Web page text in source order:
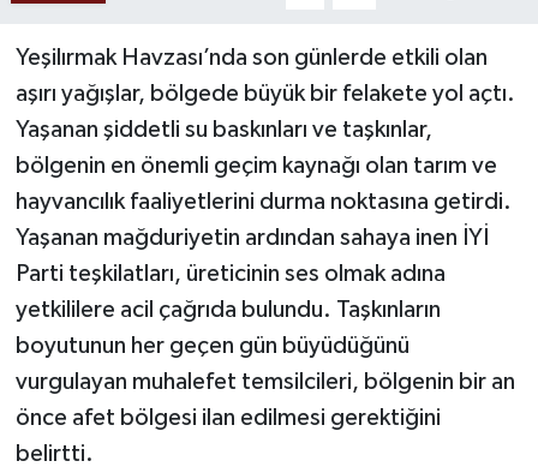
Yeşilırmak Havzası’nda son günlerde etkili olan
aşırı yağışlar, bölgede büyük bir felakete yol açtı.
Yaşanan şiddetli su baskınları ve taşkınlar,
bölgenin en önemli geçim kaynağı olan tarım ve
hayvancılık faaliyetlerini durma noktasına getirdi.
Yaşanan mağduriyetin ardından sahaya inen İYİ
Parti teşkilatları, üreticinin ses olmak adına
yetkililere acil çağrıda bulundu. Taşkınların
boyutunun her geçen gün büyüdüğünü
vurgulayan muhalefet temsilcileri, bölgenin bir an
önce afet bölgesi ilan edilmesi gerektiğini
belirtti.